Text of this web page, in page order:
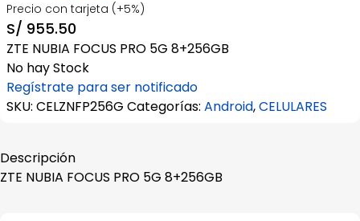
precio
original
era:
S/ 924.00.
precio
es:
Precio con tarjeta (+5%)
S/ 955.50
ZTE NUBIA FOCUS PRO 5G 8+256GB
No hay Stock
Regístrate para ser notificado
SKU: CELZNFP256G Categorías: Android,CELULARES
Descripción
ZTE NUBIA FOCUS PRO 5G 8+256GB